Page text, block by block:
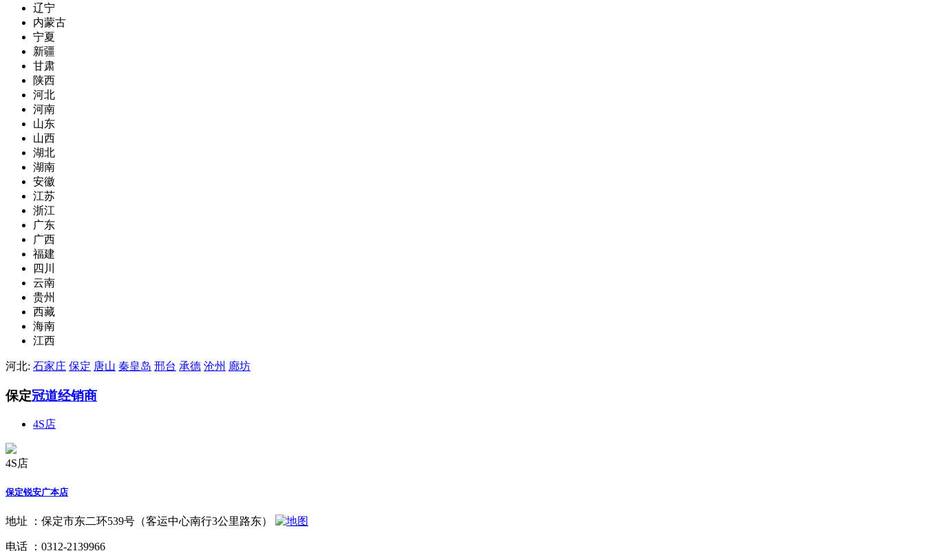
辽宁
内蒙古
宁夏
新疆
甘肃
陕西
河北
河南
山东
山西
湖北
湖南
安徽
江苏
浙江
广东
广西
福建
四川
云南
贵州
西藏
海南
江西
河北: 石家庄 保定 唐山 秦皇岛 邢台 承德 沧州 廊坊
保定冠道经销商
4S店
4S店
保定锐安广本店
地址 ： 保定市东二环539号（客运中心南行3公里路东）
电话 ： 0312-2139966